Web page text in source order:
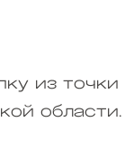
из точки
области.